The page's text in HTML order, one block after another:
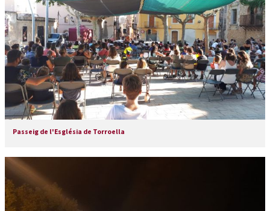
Passeig de l'Església de Torroella